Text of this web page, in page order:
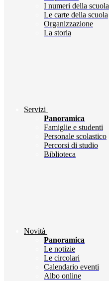
I numeri della scuola
Le carte della scuola
Organizzazione
La storia
Servizi
Panoramica
Famiglie e studenti
Personale scolastico
Percorsi di studio
Biblioteca
Novità
Panoramica
Le notizie
Le circolari
Calendario eventi
Albo online